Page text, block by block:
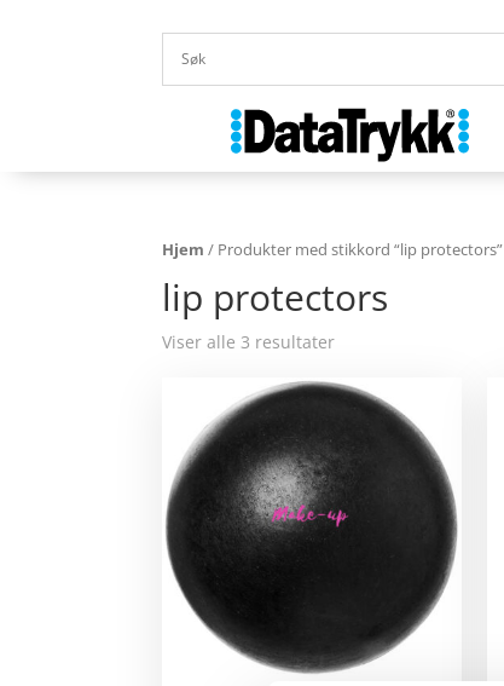
Hjem / Produkter med stikkord “lip protectors”
lip protectors
Viser alle 3 resultater